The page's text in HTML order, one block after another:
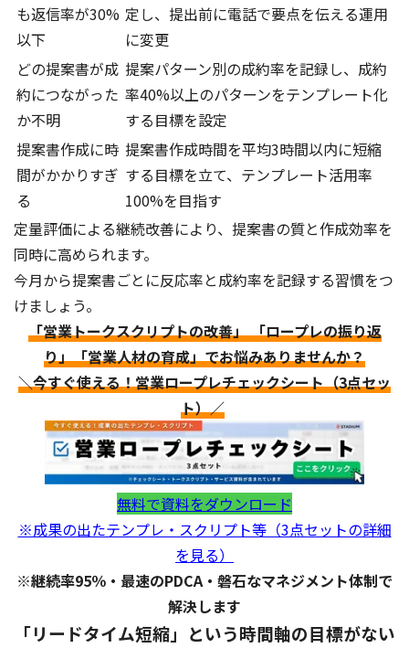
も返信率が30%
以下
定し、提出前に電話で要点を伝える運用
に変更
どの提案書が成
約につながった
か不明
提案パターン別の成約率を記録し、成約
率40%以上のパターンをテンプレート化
する目標を設定
提案書作成に時
間がかかりすぎ
る
提案書作成時間を平均3時間以内に短縮
する目標を立て、テンプレート活用率
100%を目指す
定量評価による継続改善により、提案書の質と作成効率を
同時に高められます。
今月から提案書ごとに反応率と成約率を記録する習慣をつ
けましょう。
「営業トークスクリプトの改善」 「ロープレの振り返
り」「営業人材の育成」でお悩みありませんか？
＼今すぐ使える！営業ロープレチェックシート（3点セッ
ト）／
無料で資料をダウンロード
※成果の出たテンプレ・スクリプト等（3点セットの詳細
を見る）
※継続率95％・最速のPDCA・磐石なマネジメント体制で
解決します
「リードタイム短縮」という時間軸の目標がない